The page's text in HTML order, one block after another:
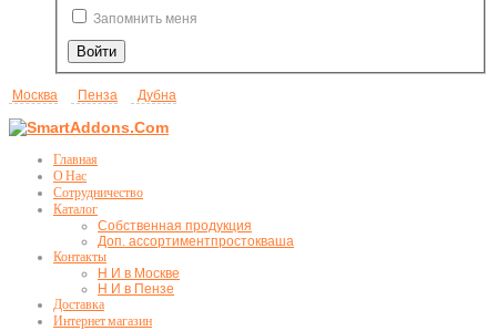
Запомнить меня
Москва Пенза Дубна
Главная
О Нас
Сотрудничество
Каталог
Собственная продукция
Доп. ассортиментпростокваша
Контакты
Н И в Москве
Н И в Пензе
Доставка
Интернет магазин